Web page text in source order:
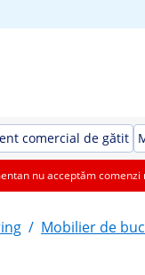
comercial de gătit
nu acceptăm
/ Mobilier de